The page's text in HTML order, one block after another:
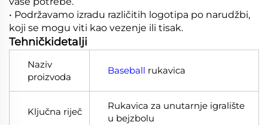
• Podržavamo izradu različitih logotipa po narudžbi,
koji se mogu viti kao vezenje ili tisak.
Tehničkidetalji
Naziv
proizvoda
Baseball rukavica
Ključna riječ
Rukavica za unutarnje igralište
u bejzbolu